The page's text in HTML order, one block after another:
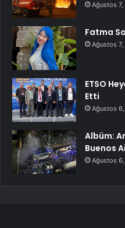
Ağustos
Fatma
Ağustos
ETSO
Etti
Ağustos
Albüm:
Buenos
Ağustos